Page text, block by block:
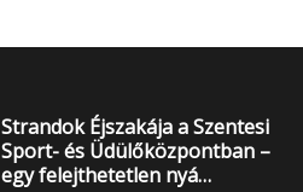
Strandok Éjszakája a Szentesi
Sport- és Üdülőközpontban –
egy felejthetetlen nyá…